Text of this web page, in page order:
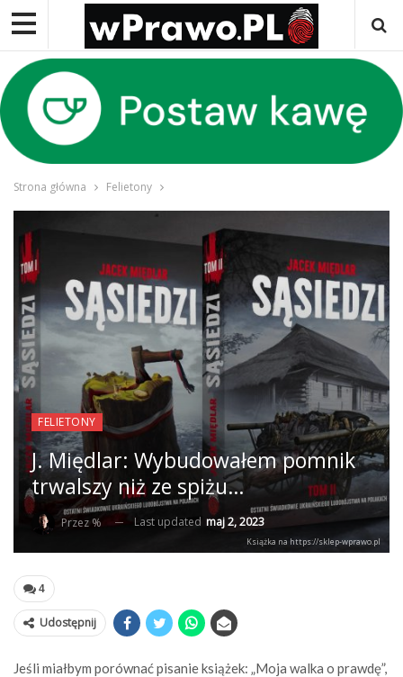
Strona główna Felietony
FELIETONY
J. Międlar: Wybudowałem pomnik
trwalszy niż ze spiżu…
Przez % Last updated maj 2, 2023
Książka na https://sklep-wprawo.pl
4
Udostępnij
Jeśli miałbym porównać pisanie książek: „Moja walka o prawdę”,